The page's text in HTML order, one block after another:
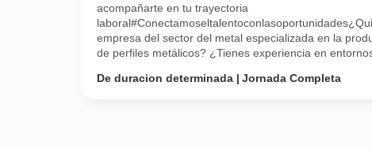
acompañarte en tu trayectoria
empresa del sector del metal especializada en la
de perfiles metálicos? ¿Tienes experiencia en
De duracion determinada
Jornada Completa